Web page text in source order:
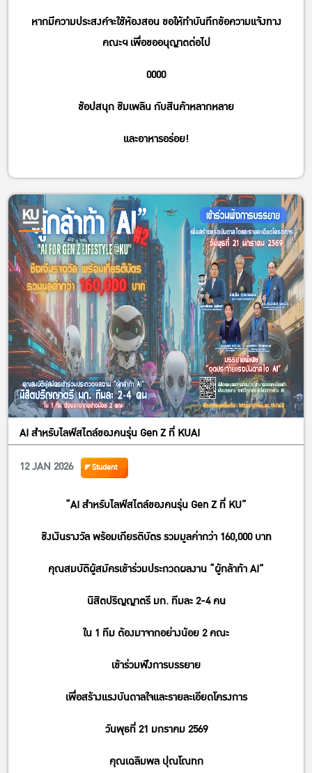
หากมีความประสงค์จะใช้ห้องสอน ขอให้ทำบันทึกข้อความแจ้งทาง
คณะฯ เพื่อขออนุญาตต่อไป
0000
ช้อปสนุก ชิมเพลิน กับสินค้าหลากหลาย
และอาหารอร่อย!
AI สำหรับไลฟ์สไตล์ของคนรุ่น Gen Z ที่ KUAI
12 JAN 2026
Student
“AI สำหรับไลฟ์สไตล์ของคนรุ่น Gen Z ที่ KU”
ชิงเงินรางวัล พร้อมเกียรติบัตร รวมมูลค่ากว่า 160,000 บาท
คุณสมบัติผู้สมัครเข้าร่วมประกวดผลงาน “ผู้กล้าท้า AI”
นิสิตปริญญาตรี มก. ทีมละ 2-4 คน
ใน 1 ทีม ต้องมาจากอย่างน้อย 2 คณะ
เข้าร่วมฟังการบรรยาย
เพื่อสร้างแรงบันดาลใจและรายละเอียดโครงการ
วันพุธที่ 21 มกราคม 2569
คุณเฉลิมพล ปุณโณทก